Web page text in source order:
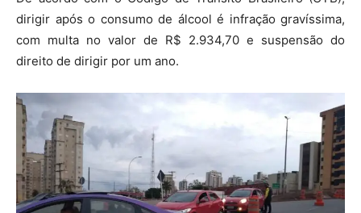
dirigir após o consumo de álcool é infração gravíssima,
com multa no valor de R$ 2.934,70 e suspensão do
direito de dirigir por um ano.